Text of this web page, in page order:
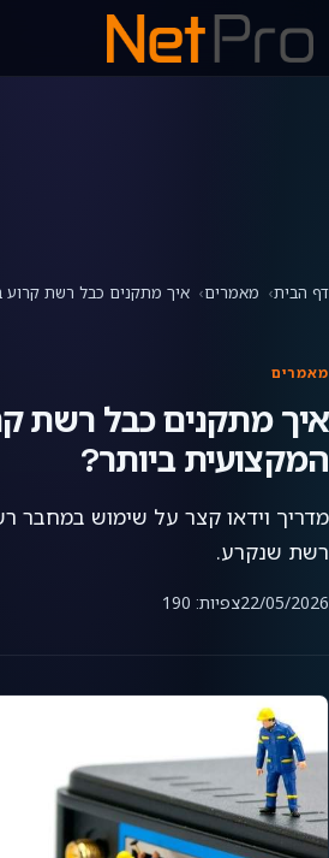
דף הבית מאמרים איך מתקנים כבל רשת קרוע
מאמרים
איך מתקנים כבל רשת
המקצועית ביותר?
מדריך וידאו קצר על שימוש במחבר
רשת שנקרע.
22/05/2026צפיות: 190